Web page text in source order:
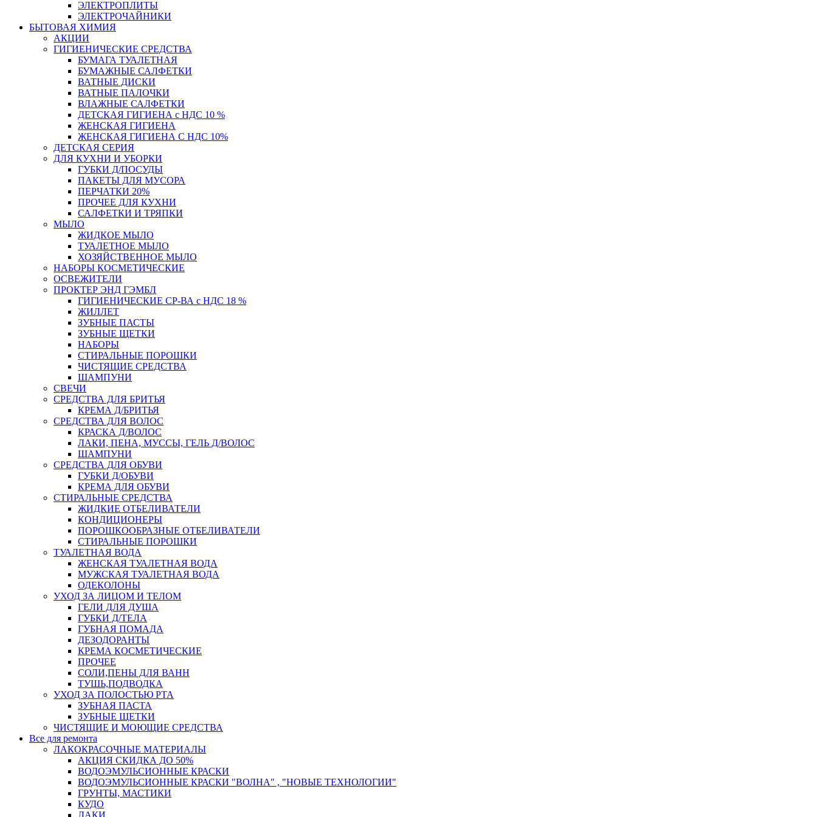
ЭЛЕКТРОПЛИТЫ
ЭЛЕКТРОЧАЙНИКИ
БЫТОВАЯ ХИМИЯ
АКЦИИ
ГИГИЕНИЧЕСКИЕ СРЕДСТВА
БУМАГА ТУАЛЕТНАЯ
БУМАЖНЫЕ САЛФЕТКИ
ВАТНЫЕ ДИСКИ
ВАТНЫЕ ПАЛОЧКИ
ВЛАЖНЫЕ САЛФЕТКИ
ДЕТСКАЯ ГИГИЕНА с НДС 10 %
ЖЕНСКАЯ ГИГИЕНА
ЖЕНСКАЯ ГИГИЕНА С НДС 10%
ДЕТСКАЯ СЕРИЯ
ДЛЯ КУХНИ И УБОРКИ
ГУБКИ Д/ПОСУДЫ
ПАКЕТЫ ДЛЯ МУСОРА
ПЕРЧАТКИ 20%
ПРОЧЕЕ ДЛЯ КУХНИ
САЛФЕТКИ И ТРЯПКИ
МЫЛО
ЖИДКОЕ МЫЛО
ТУАЛЕТНОЕ МЫЛО
ХОЗЯЙСТВЕННОЕ МЫЛО
НАБОРЫ КОСМЕТИЧЕСКИЕ
ОСВЕЖИТЕЛИ
ПРОКТЕР ЭНД ГЭМБЛ
ГИГИЕНИЧЕСКИЕ СР-ВА с НДС 18 %
ЖИЛЛЕТ
ЗУБНЫЕ ПАСТЫ
ЗУБНЫЕ ЩЕТКИ
НАБОРЫ
СТИРАЛЬНЫЕ ПОРОШКИ
ЧИСТЯЩИЕ СРЕДСТВА
ШАМПУНИ
СВЕЧИ
СРЕДСТВА ДЛЯ БРИТЬЯ
КРЕМА Д/БРИТЬЯ
СРЕДСТВА ДЛЯ ВОЛОС
КРАСКА Д/ВОЛОС
ЛАКИ, ПЕНА, МУССЫ, ГЕЛЬ Д/ВОЛОС
ШАМПУНИ
СРЕДСТВА ДЛЯ ОБУВИ
ГУБКИ Д/ОБУВИ
КРЕМА ДЛЯ ОБУВИ
СТИРАЛЬНЫЕ СРЕДСТВА
ЖИДКИЕ ОТБЕЛИВАТЕЛИ
КОНДИЦИОНЕРЫ
ПОРОШКООБРАЗНЫЕ ОТБЕЛИВАТЕЛИ
СТИРАЛЬНЫЕ ПОРОШКИ
ТУАЛЕТНАЯ ВОДА
ЖЕНСКАЯ ТУАЛЕТНАЯ ВОДА
МУЖСКАЯ ТУАЛЕТНАЯ ВОДА
ОДЕКОЛОНЫ
УХОД ЗА ЛИЦОМ И ТЕЛОМ
ГЕЛИ ДЛЯ ДУША
ГУБКИ Д/ТЕЛА
ГУБНАЯ ПОМАДА
ДЕЗОДОРАНТЫ
КРЕМА КОСМЕТИЧЕСКИЕ
ПРОЧЕЕ
СОЛИ,ПЕНЫ ДЛЯ ВАНН
ТУШЬ,ПОДВОДКА
УХОД ЗА ПОЛОСТЬЮ РТА
ЗУБНАЯ ПАСТА
ЗУБНЫЕ ЩЕТКИ
ЧИСТЯЩИЕ И МОЮЩИЕ СРЕДСТВА
Все для ремонта
ЛАКОКРАСОЧНЫЕ МАТЕРИАЛЫ
АКЦИЯ СКИДКА ДО 50%
ВОДОЭМУЛЬСИОННЫЕ КРАСКИ
ВОДОЭМУЛЬСИОННЫЕ КРАСКИ "ВОЛНА" , "НОВЫЕ ТЕХНОЛОГИИ"
ГРУНТЫ, МАСТИКИ
КУДО